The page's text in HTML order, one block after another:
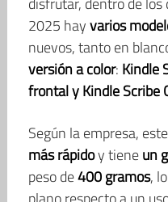
2025 hayvarios
nuevos, tanto en
versión a color: Kindle
frontal y Kindle Scribe
Según la empresa,
más rápidoy tieneun
peso de400 gramos,